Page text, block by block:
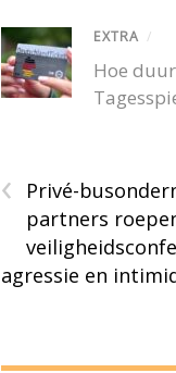
EXTRA /
Hoe
‹
Privé-
partners
agressie en